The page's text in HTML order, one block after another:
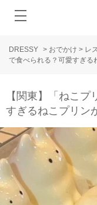
DRESSY > おでかけ > レ
で食べられる？可愛すぎ
【関東】「ねこ
すぎるねこプリン